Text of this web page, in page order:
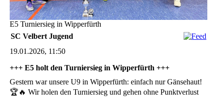
E5 Turniersieg in Wipperfürth
SC Velbert Jugend
19.01.2026, 11:50
+++ E5 holt den Turniersieg in Wipperfürth +++
Gestern war unsere U9 in Wipperfürth: einfach nur Gänsehaut!
🏆🔥 Wir holen den Turniersieg und gehen ohne Punktverlust